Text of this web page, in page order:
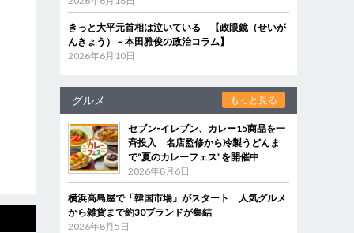
きっと大平元首相は泣いている 【政眼鏡（せいが
んきょう）－本田雅俊の政治コラム】
2026年6月10日
グルメ もっと見る
セブン‐イレブン、カレー15商品を一
斉投入 名店監修から冷製うどんま
で“夏のカレーフェス”を開催中
2026年8月6日
横浜高島屋で「韓国市場」がスタート 人気グルメ
から雑貨まで約30ブランドが集結
2026年8月5日